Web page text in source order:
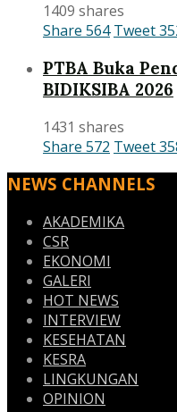
1409 shares
Share 564 Tweet
PTBA Buka
BIDIKSIBA 2026
1431 shares
Share 572 Tweet
NEWS CHANNELS
AKADEMIKA
CSR
EKONOMI
GALERI
HOT NEWS
INTERVIEW
KESEHATAN
KESRA
LINGKUNGAN
OPINION